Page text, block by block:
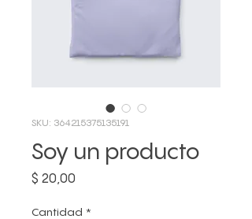
SKU: 364215375135191
Soy un producto
$ 20,00
Cantidad *